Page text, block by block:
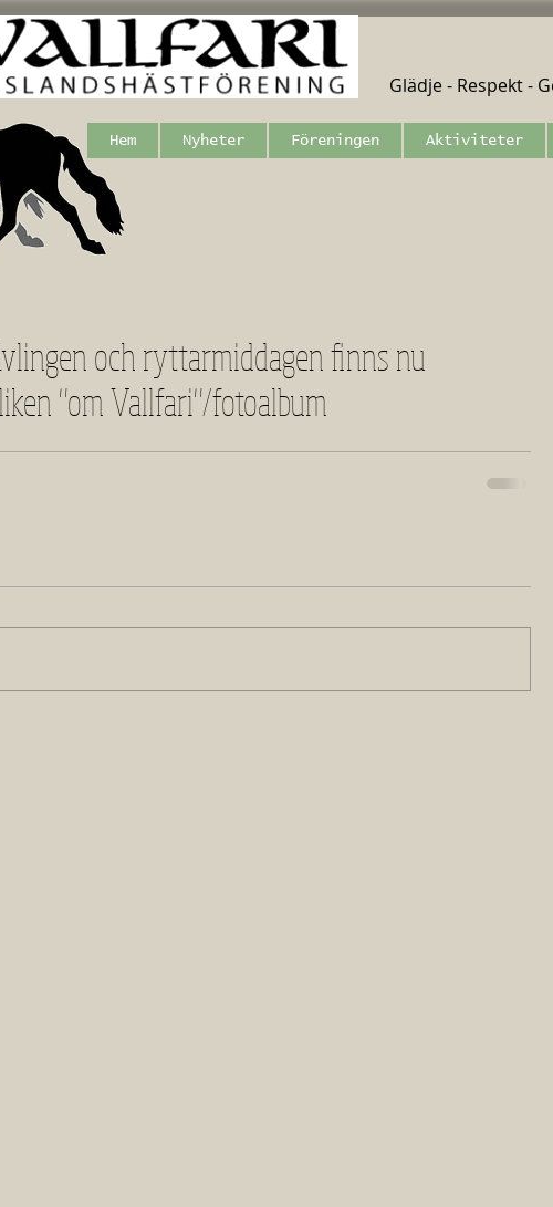
Hem Nyheter Föreningen Aktiviteter
Glädje - Respekt -
och ryttarmiddagen finns nu
"om Vallfari"/fotoalbum